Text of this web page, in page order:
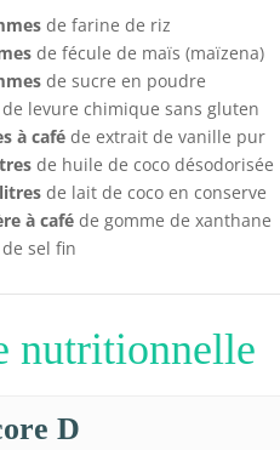
de farine de riz
de fécule de maïs (maïzena)
de sucre en poudre
de levure chimique sans gluten
à café de extrait de vanille pur
de huile de coco désodorisée
de lait de coco en conserve
à café de gomme de xanthane
de sel fin
nutritionnelle
D